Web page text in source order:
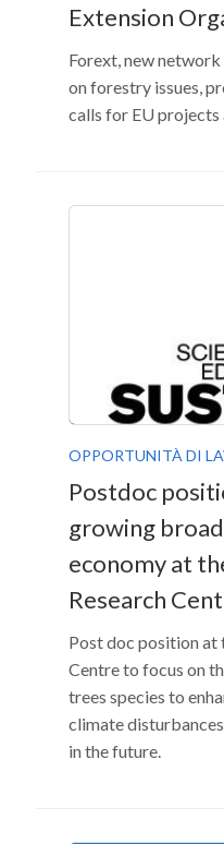
Extension
Forext, new
on forestry issues,
calls for EU projects
OPPORTUNITÀ DI
Postdoc
growing
economy at
Research
Post doc position at
Centre to focus on
trees species to
climate
in the future.